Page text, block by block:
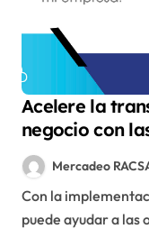
Acelere la
negocio con
infraestructura
RACSAMercadeo
Con la implementación de tecnologías VMware, RACSA
puede ayudar a las